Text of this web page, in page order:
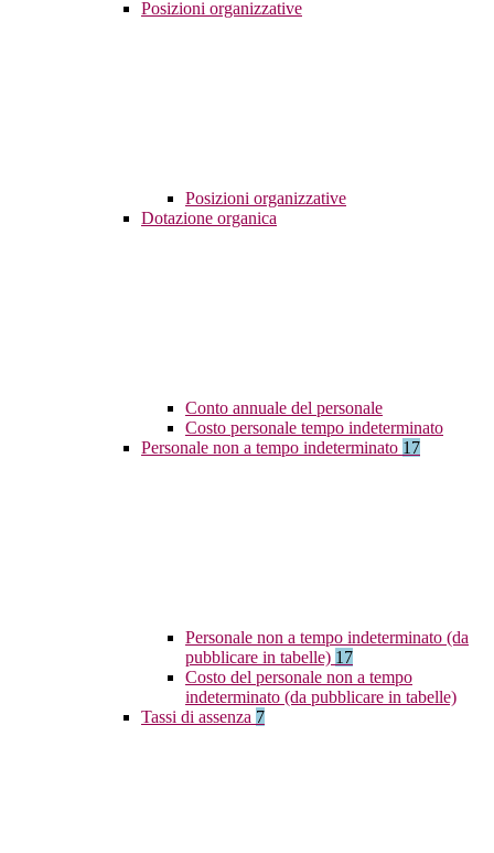
Posizioni organizzative
Posizioni organizzative
Dotazione organica
Conto annuale del personale
Costo personale tempo indeterminato
Personale non a tempo indeterminato 17
Personale non a tempo indeterminato (da
pubblicare in tabelle) 17
Costo del personale non a tempo
indeterminato (da pubblicare in tabelle)
Tassi di assenza 7